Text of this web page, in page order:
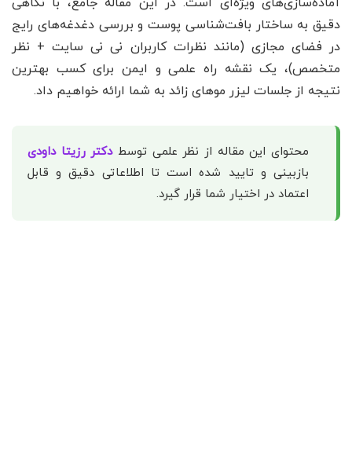
دقیق به ساختار بافت‌شناسی پوست و بررسی دغدغه‌های رایج
در فضای مجازی (مانند نظرات کاربران نی نی سایت + نظر
متخصص)، یک نقشه راه علمی و ایمن برای کسب بهترین
نتیجه از جلسات لیزر موهای زائد به شما ارائه خواهیم داد.
محتوای این مقاله از نظر علمی توسطدکتر رزیتا داودی
بازبینی و تایید شده است تا اطلاعاتی دقیق و قابل
اعتماد در اختیار شما قرار گیرد.